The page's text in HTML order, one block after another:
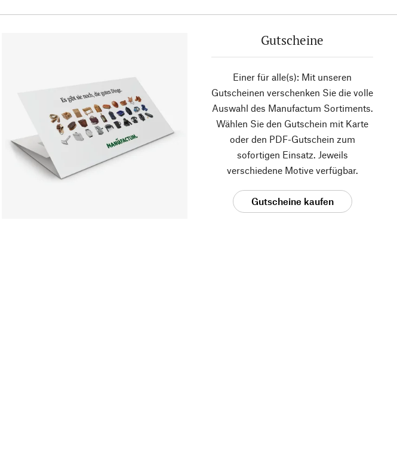
Gutscheine
Einer für alle(s): Mit unseren
Gutscheinen verschenken Sie die volle
Auswahl des Manufactum Sortiments.
Wählen Sie den Gutschein mit Karte
oder den PDF-Gutschein zum
sofortigen Einsatz. Jeweils
verschiedene Motive verfügbar.
Gutscheine kaufen